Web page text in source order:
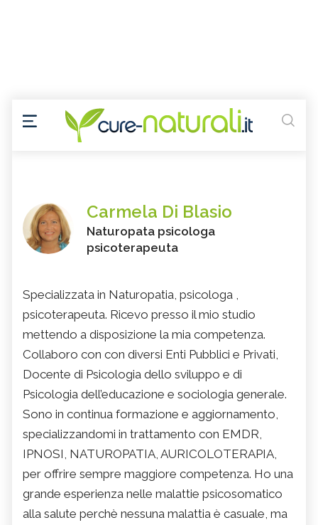
Carmela Di Blasio
Naturopata psicologa
psicoterapeuta
Specializzata in Naturopatia, psicologa ,
psicoterapeuta. Ricevo presso il mio studio
mettendo a disposizione la mia competenza.
Collaboro con con diversi Enti Pubblici e Privati,
Docente di Psicologia dello sviluppo e di
Psicologia dell’educazione e sociologia generale.
Sono in continua formazione e aggiornamento,
specializzandomi in trattamento con EMDR,
IPNOSI, NATUROPATIA, AURICOLOTERAPIA,
per offrire sempre maggiore competenza. Ho una
grande esperienza nelle malattie psicosomatico
alla salute perchè nessuna malattia è casuale, ma